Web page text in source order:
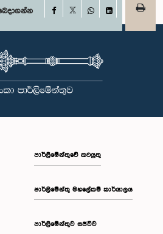
Facebook
WhatsAppLinkedIn
පාර්ලිමේන්තුවේ කටයුතු
පාර්ලිමේන්තු මහලේකම් කාර්යාලය
පාර්ලිමේන්තුව සජීවීව